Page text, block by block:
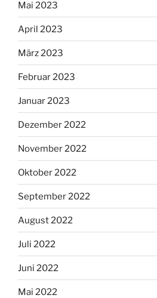
Mai 2023
April 2023
März 2023
Februar 2023
Januar 2023
Dezember 2022
November 2022
Oktober 2022
September 2022
August 2022
Juli 2022
Juni 2022
Mai 2022